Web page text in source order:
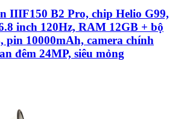
IIIF150 B2 Pro, chip Helio G99,
inch 120Hz, RAM 12GB + bộ
pin 10000mAh, camera chính
đêm 24MP, siêu mỏng